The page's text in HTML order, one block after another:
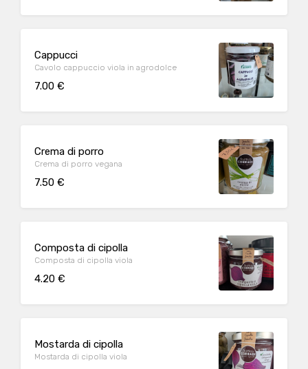
Cappucci
Cavolo cappuccio viola in agrodolce
7.00 €
Crema di porro
Crema di porro vegana
7.50 €
Composta di cipolla
Composta di cipolla viola
4.20 €
Mostarda di cipolla
Mostarda di cipolla viola